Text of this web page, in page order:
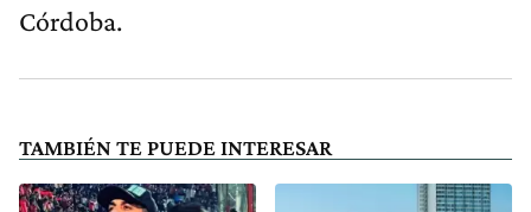
Córdoba.
TAMBIÉN TE PUEDE INTERESAR